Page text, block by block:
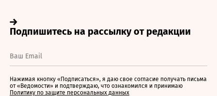
Нажимая кнопку «Подписаться», я даю свое согласие получать письма
от «Ведомости» и подтверждаю, что ознакомился и принимаю
Политику по защите персональных данных